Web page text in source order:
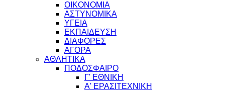
ΟΙΚΟΝΟΜΙΑ
ΑΣΤΥΝΟΜΙΚΑ
ΥΓΕΙΑ
ΕΚΠΑΙΔΕΥΣΗ
ΔΙΑΦΟΡΕΣ
ΑΓΟΡΑ
ΑΘΛΗΤΙΚΑ
ΠΟΔΟΣΦΑΙΡΟ
Γ' ΕΘΝΙΚΗ
Α' ΕΡΑΣΙΤΕΧΝΙΚΗ